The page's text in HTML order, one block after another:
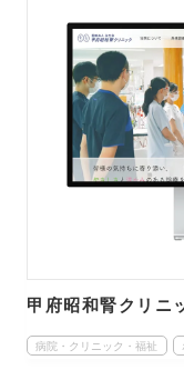
甲府昭和腎クリニ
病院・クリニック・福祉